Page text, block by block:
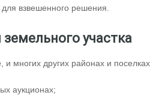
взвешенного решения.
участка
многих других районах и
аукционах;